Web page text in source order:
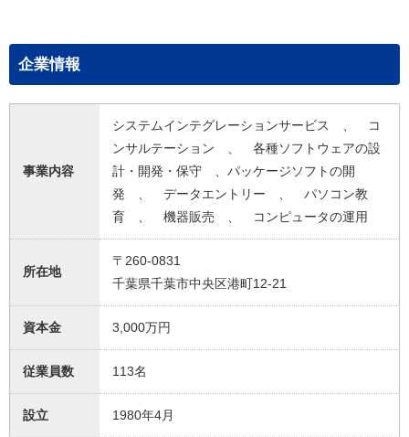
企業情報
事業内容
システムインテグレーションサービス 、 コ
ンサルテーション 、 各種ソフトウェアの設
計・開発・保守 、パッケージソフトの開
発 、 データエントリー 、 パソコン教
育 、 機器販売 、 コンピュータの運用
所在地
〒260-0831
千葉県千葉市中央区港町12-21
資本金 3,000万円
従業員数 113名
設立 1980年4月